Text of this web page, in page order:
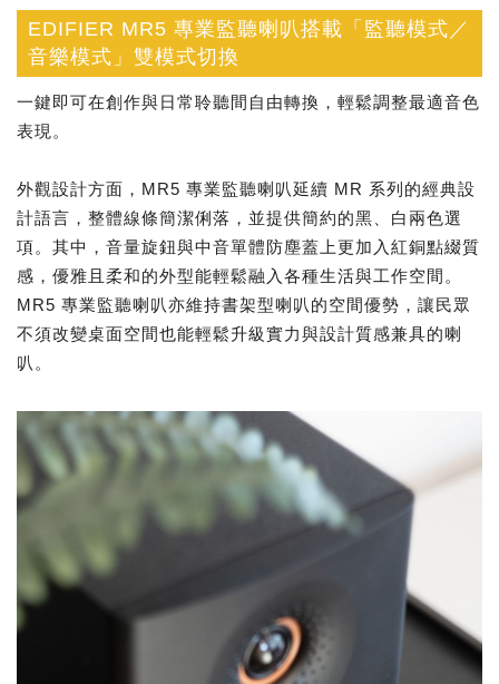
EDIFIER MR5 專業監聽喇叭搭載「監聽模式／
音樂模式」雙模式切換
一鍵即可在創作與日常聆聽間自由轉換，輕鬆調整最適音色
表現。
外觀設計方面，MR5 專業監聽喇叭延續 MR 系列的經典設
計語言，整體線條簡潔俐落，並提供簡約的黑、白兩色選
項。其中，音量旋鈕與中音單體防塵蓋上更加入紅銅點綴質
感，優雅且柔和的外型能輕鬆融入各種生活與工作空間。
MR5 專業監聽喇叭亦維持書架型喇叭的空間優勢，讓民眾
不須改變桌面空間也能輕鬆升級實力與設計質感兼具的喇
叭。